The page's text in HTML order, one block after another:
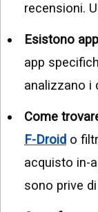
recensioni.
Esistono
app
analizzano i
Come
F-Droid o
acquisto in-
sono prive